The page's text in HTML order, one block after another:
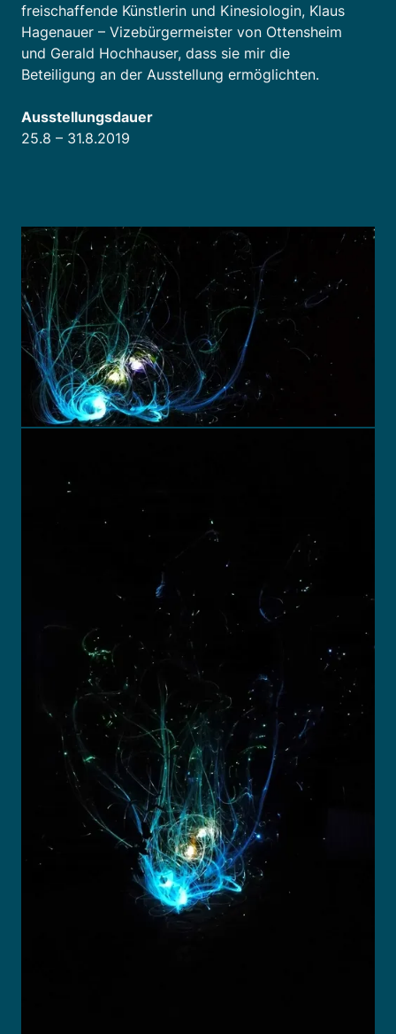
freischaffende Künstlerin und Kinesiologin, Klaus
Hagenauer – Vizebürgermeister von Ottensheim
und Gerald Hochhauser, dass sie mir die
Beteiligung an der Ausstellung ermöglichten.
Ausstellungsdauer
25.8 – 31.8.2019